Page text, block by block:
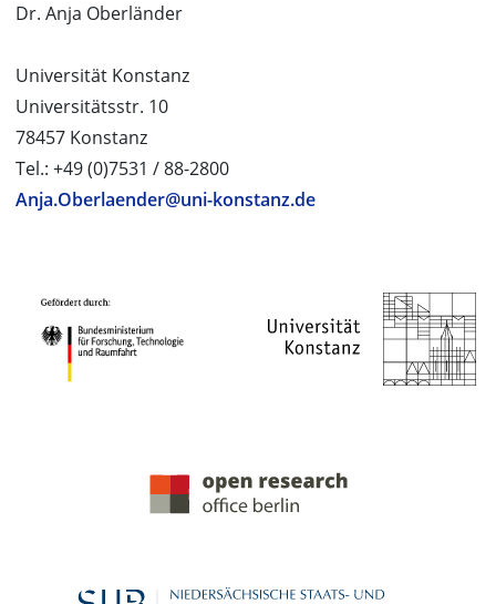
Dr. Anja Oberländer
Universität Konstanz
Universitätsstr. 10
78457 Konstanz
Tel.: +49 (0)7531 / 88-2800
Anja.Oberlaender@uni-konstanz.de